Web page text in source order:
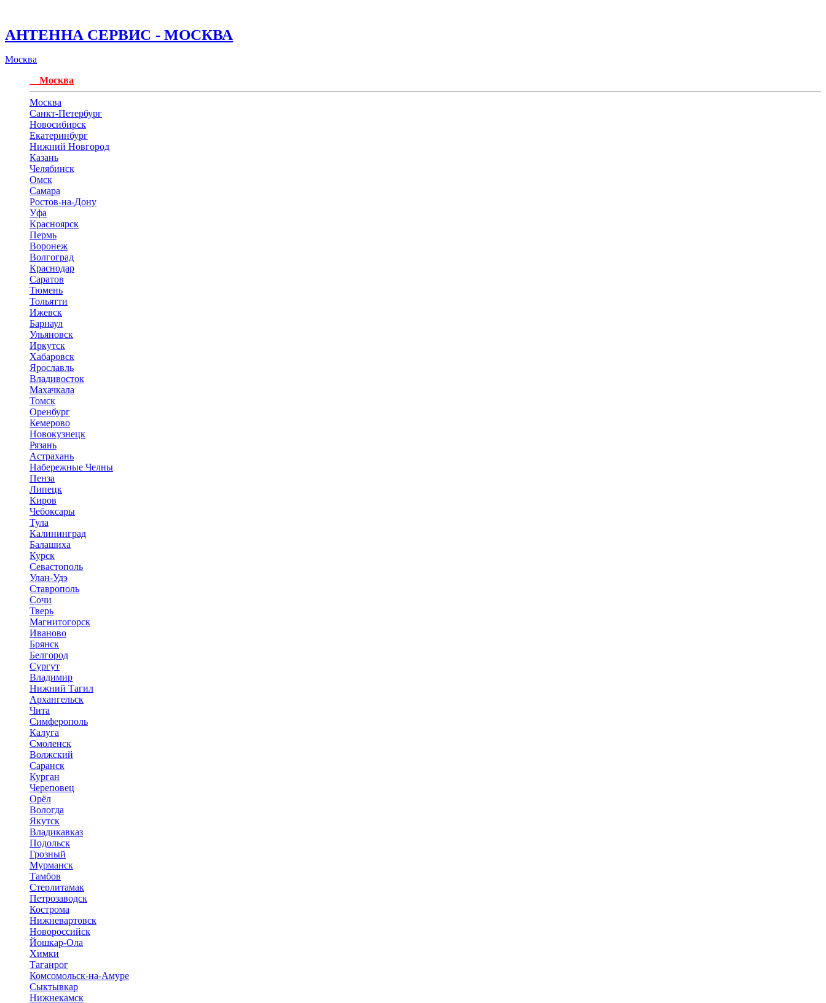
АНТЕННА СЕРВИС - МОСКВА
Москва
Москва
Москва
Санкт-Петербург
Новосибирск
Екатеринбург
Нижний Новгород
Казань
Челябинск
Омск
Самара
Ростов-на-Дону
Уфа
Красноярск
Пермь
Воронеж
Волгоград
Краснодар
Саратов
Тюмень
Тольятти
Ижевск
Барнаул
Ульяновск
Иркутск
Хабаровск
Ярославль
Владивосток
Махачкала
Томск
Оренбург
Кемерово
Новокузнецк
Рязань
Астрахань
Набережные Челны
Пенза
Липецк
Киров
Чебоксары
Тула
Калининград
Балашиха
Курск
Севастополь
Улан-Удэ
Ставрополь
Сочи
Тверь
Магнитогорск
Иваново
Брянск
Белгород
Сургут
Владимир
Нижний Тагил
Архангельск
Чита
Симферополь
Калуга
Смоленск
Волжский
Саранск
Курган
Череповец
Орёл
Вологда
Якутск
Владикавказ
Подольск
Грозный
Мурманск
Тамбов
Стерлитамак
Петрозаводск
Кострома
Нижневартовск
Новороссийск
Йошкар-Ола
Химки
Таганрог
Комсомольск-на-Амуре
Сыктывкар
Нижнекамск